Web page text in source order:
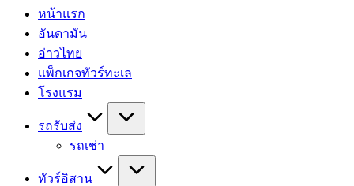
หน้าแรก
อันดามัน
อ่าวไทย
แพ็กเกจทัวร์ทะเล
โรงแรม
รถรับส่ง
รถเช่า
ทัวร์อิสาน